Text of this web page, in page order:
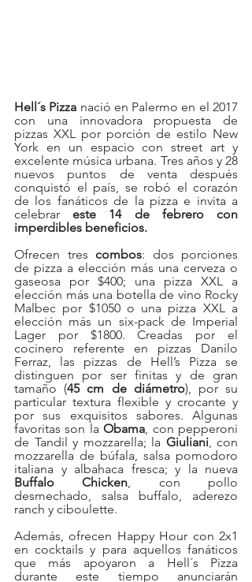
Hell´s Pizza nació en Palermo en el 2017
con una innovadora propuesta de
pizzas XXL por porción de estilo New
York en un espacio con street art y
excelente música urbana. Tres años y 28
nuevos puntos de venta después
conquistó el país, se robó el corazón
de los fanáticos de la pizza e invita a
celebrar este 14 de febrero con
imperdibles beneficios.
Ofrecen tres combos: dos porciones
de pizza a elección más una cerveza o
gaseosa por $400; una pizza XXL a
elección más una botella de vino Rocky
Malbec por $1050 o una pizza XXL a
elección más un six-pack de Imperial
Lager por $1800. Creadas por el
cocinero referente en pizzas Danilo
Ferraz, las pizzas de Hell’s Pizza se
distinguen por ser finitas y de gran
tamaño (45 cm de diámetro), por su
particular textura flexible y crocante y
por sus exquisitos sabores. Algunas
favoritas son la Obama, con pepperoni
de Tandil y mozzarella; la Giuliani, con
mozzarella de búfala, salsa pomodoro
Buffalo Chicken, con pollo
desmechado, salsa buffalo, aderezo
ranch y ciboulette.
Además, ofrecen Happy Hour con 2x1
en cocktails y para aquellos fanáticos
que más apoyaron a Hell´s Pizza
durante este tiempo anunciarán